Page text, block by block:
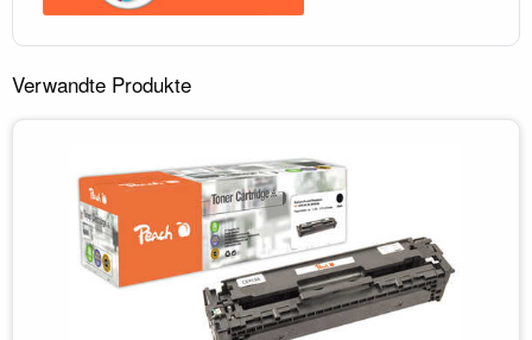
Verwandte Produkte